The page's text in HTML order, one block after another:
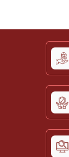
Thông số kỹ
Câu hỏi
Liên hệ &
Google TV
Google TV VSP
trên nền tảng
triển dựa trên
phẩm này là lấy